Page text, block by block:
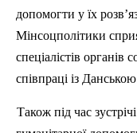
допомогти у їх
Мінсоцполітики
спеціалістів органів
співпраці із
Також під час